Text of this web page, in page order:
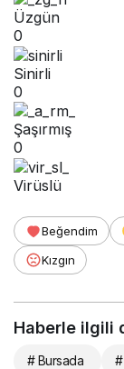
Üzgün
0
Sinirli
0
Şaşırmış
0
Virüslü
Beğendim
Kızgın
Haberle ilgili
# Bursada #